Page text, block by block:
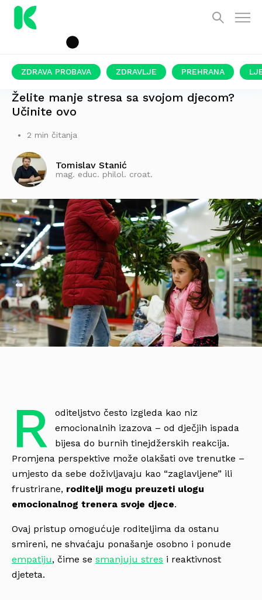
ZDRAVA PROBAVA ZDRAVLJE PREHRANA
Želite manje stresa sa svojom djecom?
Učinite ovo
2 min čitanja
Tomislav Stanić
mag. educ. philol. croat.
R
oditeljstvo često izgleda kao niz
emocionalnih izazova – od dječjih ispada
bijesa do burnih tinejdžerskih reakcija.
Promjena perspektive može olakšati ove trenutke –
umjesto da sebe doživljavaju kao “zaglavljene” ili
frustrirane, roditelji mogu preuzeti ulogu
emocionalnog trenera svoje djece.
Ovaj pristup omogućuje roditeljima da ostanu
smireni, ne shvaćaju ponašanje osobno i ponude
empatiju, čime se smanjuju stres i reaktivnost
djeteta.